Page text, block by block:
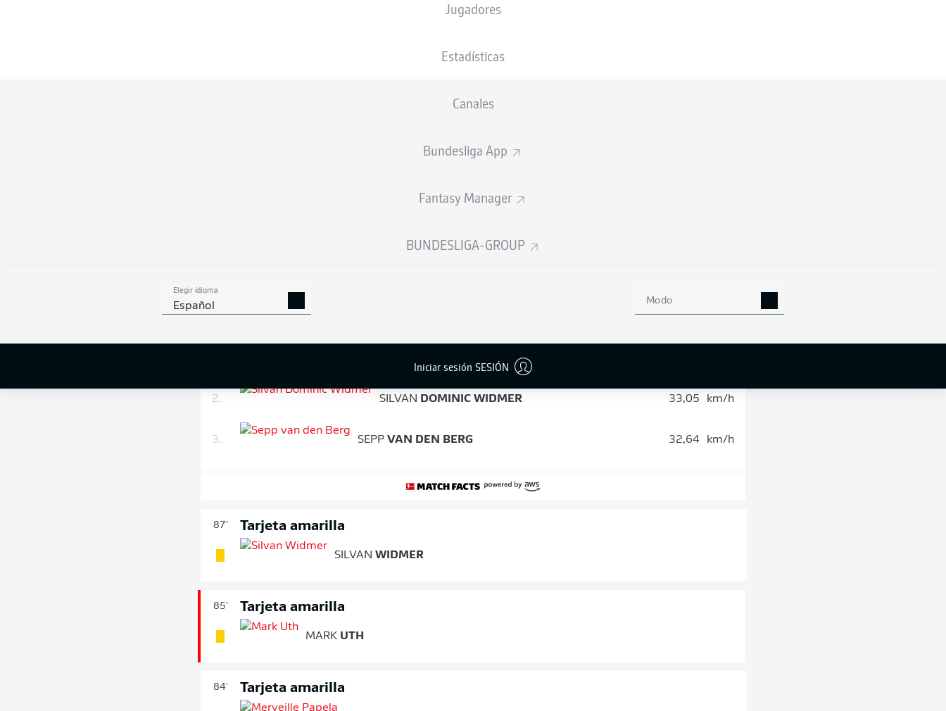
Jugadores
Estadísticas
Canales
Bundesliga App
Fantasy Manager
BUNDESLIGA-GROUP
Elegir idioma
Español Modo
Iniciar sesión SESIÓN
Control de velocidad: los jugadores más rápidos después de 90
2. SILVAN DOMINIC WIDMER 33,05 km/h
3. SEPP VAN DEN BERG 32,64 km/h
87' Tarjeta amarilla
SILVAN WIDMER
85' Tarjeta amarilla
MARK UTH
84' Tarjeta amarilla